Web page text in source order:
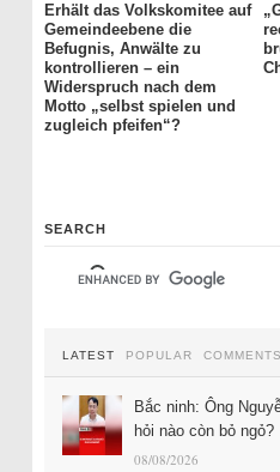
Erhält das Volkskomitee auf
Gemeindeebene die
Befugnis, Anwälte zu
kontrollieren – ein
Widerspruch nach dem
Motto „selbst spielen und
zugleich pfeifen“?
SEARCH
LATEST POPULAR COMMENTS
Bắc ninh: Ông
hỏi nào còn bỏ ngỏ?
08/08/2026